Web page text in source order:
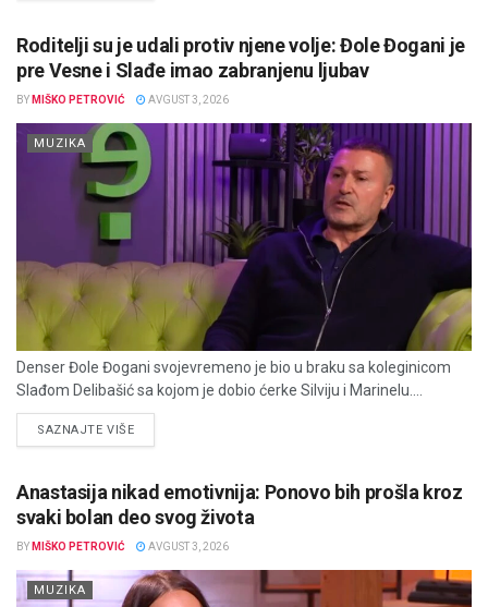
Roditelji su je udali protiv njene volje: Đole Đogani je
pre Vesne i Slađe imao zabranjenu ljubav
BY MIŠKO PETROVIĆ AVGUST 3, 2026
MUZIKA
Denser Đole Đogani svojevremeno je bio u braku sa koleginicom
Slađom Delibašić sa kojom je dobio ćerke Silviju i Marinelu....
SAZNAJTE VIŠEDETAILS
Anastasija nikad emotivnija: Ponovo bih prošla kroz
svaki bolan deo svog života
BY MIŠKO PETROVIĆ AVGUST 3, 2026
MUZIKA